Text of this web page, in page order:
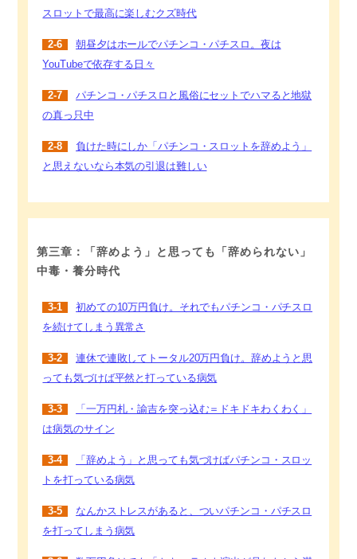
スロットで最高に楽しむクズ時代
2-6
朝昼夕はホールでパチンコ・パチスロ。夜は
YouTubeで依存する日々
2-7
パチンコ・パチスロと風俗にセットでハマると地獄
の真っ只中
2-8
負けた時にしか「パチンコ・スロットを辞めよう」
と思えないなら本気の引退は難しい
第三章：「辞めよう」と思っても「辞められない」
中毒・養分時代
3-1
初めての10万円負け。それでもパチンコ・パチスロ
を続けてしまう異常さ
3-2
連休で連敗してトータル20万円負け。辞めようと思
っても気づけば平然と打っている病気
3-3
「一万円札・諭吉を突っ込む＝ドキドキわくわく」
は病気のサイン
3-4
「辞めよう」と思っても気づけばパチンコ・スロッ
トを打っている病気
3-5
なんかストレスがあると、ついパチンコ・パチスロ
を打ってしまう病気